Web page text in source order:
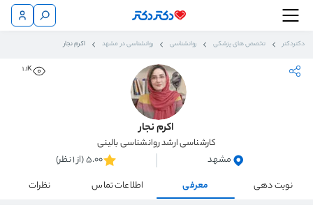
دکتردکتر تخصص های پزشکی روانشناسی روانشناسی در مشهد اکرم نجار
1.1K
اکرم نجار
کارشناسی ارشد روانشناسی بالینی
مشهد
5.00 (از 1 نظر)
نوبت دهی
معرفی اطلاعات تماس نظرات